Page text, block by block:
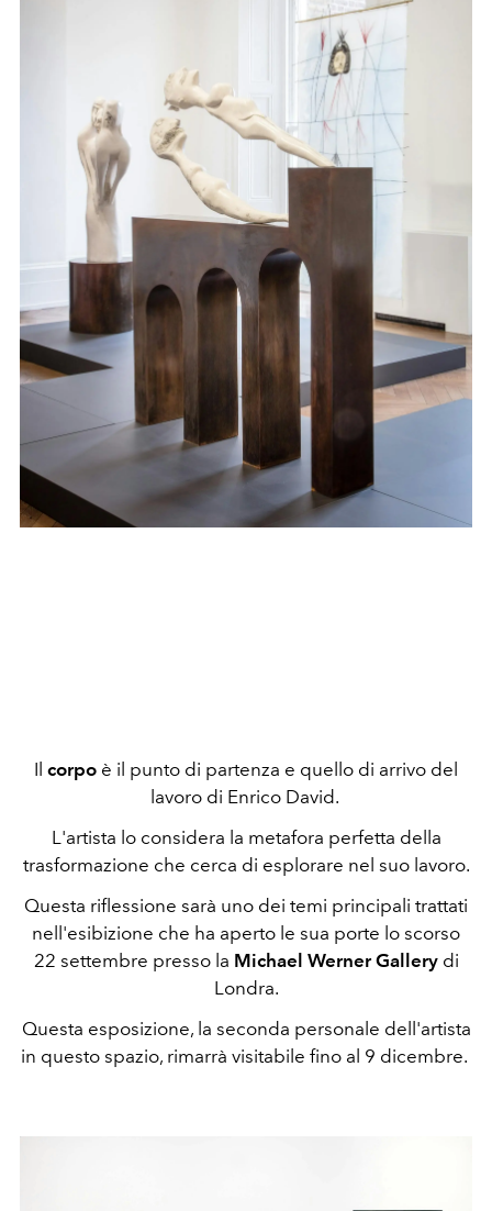
Il corpo è il punto di partenza e quello di arrivo del
lavoro di Enrico David.
L'artista lo considera la metafora perfetta della
trasformazione che cerca di esplorare nel suo lavoro.
Questa riflessione sarà uno dei temi principali trattati
nell'esibizione che ha aperto le sua porte lo scorso
22 settembre presso la Michael Werner Gallery di
Londra.
Questa esposizione, la seconda personale dell'artista
in questo spazio, rimarrà visitabile fino al 9 dicembre.